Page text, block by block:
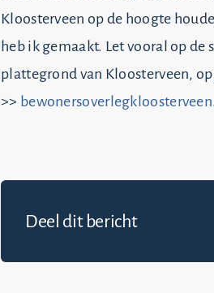
Kloosterveen op de hoogte
heb ik gemaakt. Let vooral op
plattegrond van Kloosterveen,
>>
Deel dit bericht